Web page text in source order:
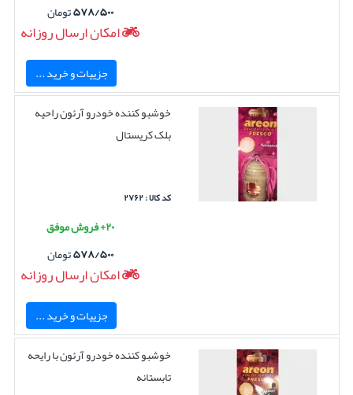
۵۷۸/۵۰۰تومان
امکان ارسال روزانه
جزییات و خرید ...
خوشبو کننده خودرو آرئون راحیه
بلک کریستال
کد کالا : ۲۷۶۲
۲۰+ فروش موفق
۵۷۸/۵۰۰تومان
امکان ارسال روزانه
جزییات و خرید ...
خوشبو کننده خودرو آرئون با رایحه
تابستانه